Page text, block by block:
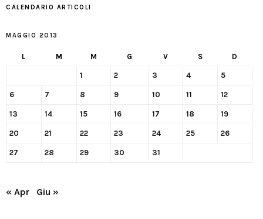
CALENDARIO ARTICOLI
MAGGIO 2013
L M M G V S D
1 2 3 4 5
6 7 8 9 10 11 12
13 14 15 16 17 18 19
20 21 22 23 24 25 26
27 28 29 30 31
« Apr Giu »